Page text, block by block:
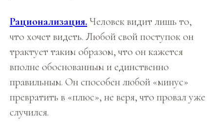
Рационализация.Человек видит лишь то,
что хочет видеть. Любой свой поступок он
трактует таким образом, что он кажется
вполне обоснованным и единственно
правильным. Он способен любой «минус»
превратить в «плюс», не веря, что провал уже
случился.